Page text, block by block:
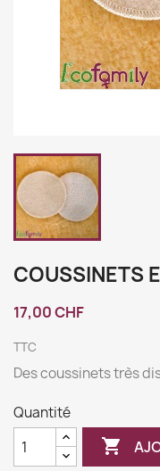
COUSSINETS
17,00 CHF
TTC
Des coussinets très
Quantité
